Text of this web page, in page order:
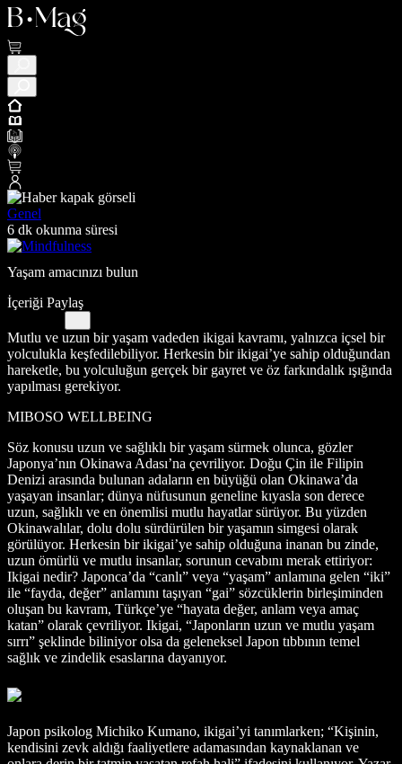
Genel
6 dk okunma süresi
Yaşam amacınızı bulun
İçeriği Paylaş
Mutlu ve uzun bir yaşam vadeden ikigai kavramı, yalnızca içsel bir
yolculukla keşfedilebiliyor. Herkesin bir ikigai’ye sahip olduğundan
hareketle, bu yolculuğun gerçek bir gayret ve öz farkındalık ışığında
yapılması gerekiyor.
MIBOSO WELLBEING
Söz konusu uzun ve sağlıklı bir yaşam sürmek olunca, gözler
Japonya’nın Okinawa Adası’na çevriliyor. Doğu Çin ile Filipin
Denizi arasında bulunan adaların en büyüğü olan Okinawa’da
yaşayan insanlar; dünya nüfusunun geneline kıyasla son derece
uzun, sağlıklı ve en önemlisi mutlu hayatlar sürüyor. Bu yüzden
Okinawalılar, dolu dolu sürdürülen bir yaşamın simgesi olarak
görülüyor. Herkesin bir ikigai’ye sahip olduğuna inanan bu zinde,
uzun ömürlü ve mutlu insanlar, sorunun cevabını merak ettiriyor:
Ikigai nedir? Japonca’da “canlı” veya “yaşam” anlamına gelen “iki”
ile “fayda, değer” anlamını taşıyan “gai” sözcüklerin birleşiminden
oluşan bu kavram, Türkçe’ye “hayata değer, anlam veya amaç
katan” olarak çevriliyor. Ikigai, “Japonların uzun ve mutlu yaşam
sırrı” şeklinde biliniyor olsa da geleneksel Japon tıbbının temel
sağlık ve zindelik esaslarına dayanıyor.
Japon psikolog Michiko Kumano, ikigai’yi tanımlarken; “Kişinin,
kendisini zevk aldığı faaliyetlere adamasından kaynaklanan ve